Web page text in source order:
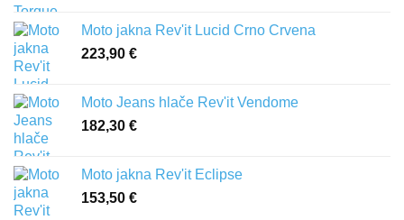
Moto jakna Rev'it Lucid Crno Crvena
223,90 €
Moto Jeans hlače Rev'it Vendome
182,30 €
Moto jakna Rev'it Eclipse
153,50 €